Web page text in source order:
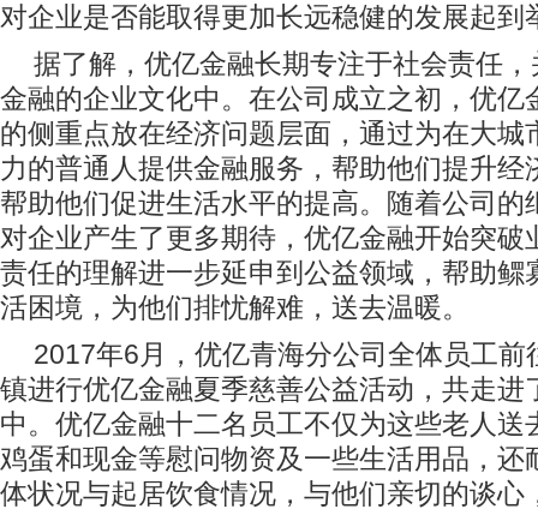
对企业是否能取得更加长远稳健的发展起到
据了解，优亿金融长期专注于社会责任
金融的企业文化中。在公司成立之初，优亿
的侧重点放在经济问题层面，通过为在大城
力的普通人提供金融服务，帮助他们提升经
帮助他们促进生活水平的提高。随着公司的
对企业产生了更多期待，优亿金融开始突破
责任的理解进一步延申到公益领域，帮助鳏
活困境，为他们排忧解难，送去温暖。
2017年6月，优亿青海分公司全体员工
镇进行优亿金融夏季慈善公益活动，共走进
中。优亿金融十二名员工不仅为这些老人送
鸡蛋和现金等慰问物资及一些生活用品，还
体状况与起居饮食情况，与他们亲切的谈心